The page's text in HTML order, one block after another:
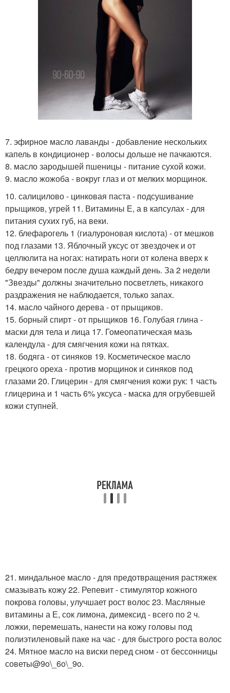
7. эфирное масло лаванды - добавление нескольких
капель в кондиционер - волосы дольше не пачкаются.
8. масло зародышей пшеницы - питание сухой кожи.
9. масло жожоба - вокруг глаз и от мелких морщинок.
10. салицилово - цинковая паста - подсушивание
прыщиков, угрей 11. Витамины Е, а в капсулах - для
питания сухих губ, на веки.
12. блефарогель 1 (гиалуроновая кислота) - от мешков
под глазами 13. Яблочный уксус от звездочек и от
целлюлита на ногах: натирать ноги от колена вверх к
бедру вечером после душа каждый день. За 2 недели
"Звезды" должны значительно посветлеть, никакого
раздражения не наблюдается, только запах.
14. масло чайного дерева - от прыщиков.
15. борный спирт - от прыщиков 16. Голубая глина -
маски для тела и лица 17. Гомеопатическая мазь
календула - для смягчения кожи на пятках.
18. бодяга - от синяков 19. Косметическое масло
грецкого ореха - против морщинок и синяков под
глазами 20. Глицерин - для смягчения кожи рук: 1 часть
глицерина и 1 часть 6% уксуса - маска для огрубевшей
кожи ступней.
21. миндальное масло - для предотвращения растяжек
смазывать кожу 22. Репевит - стимулятор кожного
покрова головы, улучшает рост волос 23. Масляные
витамины а Е, сок лимона, димексид - всего по 2 ч.
ложки, перемешать, нанести на кожу головы под
полиэтиленовый паке на час - для быстрого роста волос
24. Мятное масло на виски перед сном - от бессонницы
советы@9o\_6o\_9o.